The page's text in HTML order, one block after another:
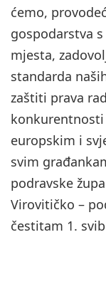
ćemo,
gospodarstva
mjesta,
standarda
zaštiti prava
europskim i
svim
podravske
Virovitičko –
čestitam 1.